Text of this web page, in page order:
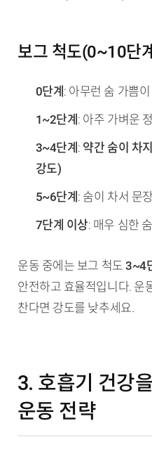
보그 척도(0~10단
0단계 : 아무런 숨 가쁨
1~2단계 : 아주 가벼운
3~4단계 : 약간 숨이 차
강도)
5~6단계 : 숨이 차서 문
7단계 이상: 매우 심한
운동 중에는 보그 척도3~4
안전하고 효율적입니다. 운
찬다면 강도를 낮추세요.
3. 호흡기 건강
운동 전략